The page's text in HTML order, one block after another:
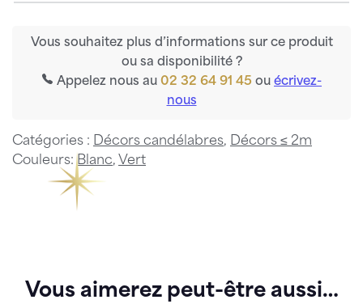
Vous souhaitez plus d’informations sur ce produit
ou sa disponibilité ?
Appelez nous au 02 32 64 91 45 ou écrivez-
nous
Catégories : Décors candélabres, Décors ≤ 2m
Couleurs:Blanc, Vert
Vous aimerez peut-être aussi…